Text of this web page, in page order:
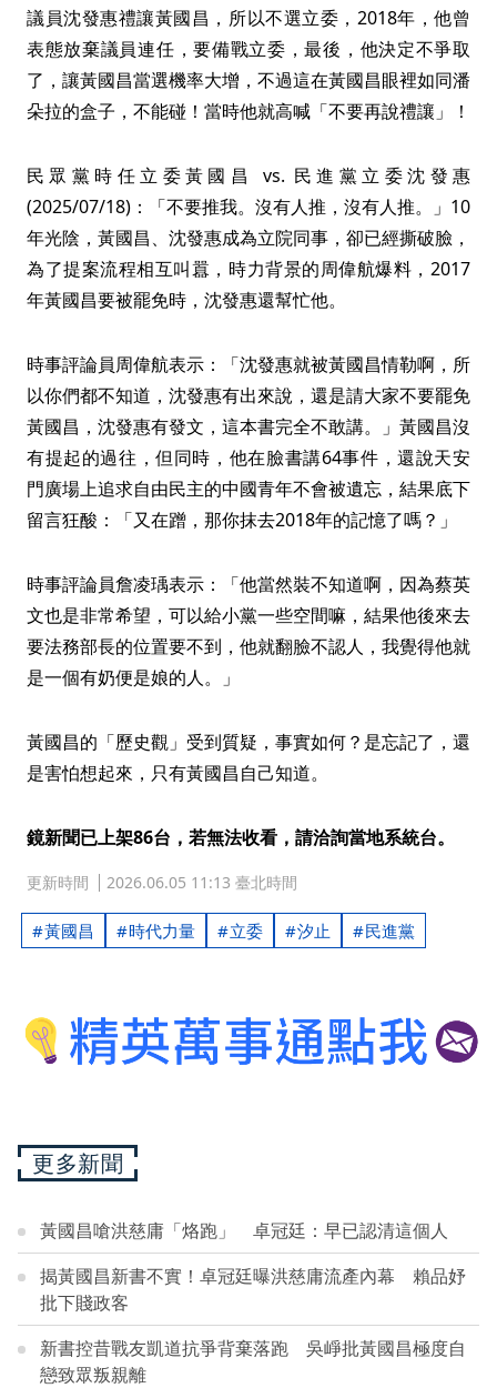
議員沈發惠禮讓黃國昌，所以不選立委，2018年，他曾
表態放棄議員連任，要備戰立委，最後，他決定不爭取
了，讓黃國昌當選機率大增，不過這在黃國昌眼裡如同潘
朵拉的盒子，不能碰！當時他就高喊「不要再說禮讓」！
民眾黨時任立委黃國昌 vs. 民進黨立委沈發惠
(2025/07/18)：「不要推我。沒有人推，沒有人推。」10
年光陰，黃國昌、沈發惠成為立院同事，卻已經撕破臉，
為了提案流程相互叫囂，時力背景的周偉航爆料，2017
年黃國昌要被罷免時，沈發惠還幫忙他。
時事評論員周偉航表示：「沈發惠就被黃國昌情勒啊，所
以你們都不知道，沈發惠有出來說，還是請大家不要罷免
黃國昌，沈發惠有發文，這本書完全不敢講。」黃國昌沒
有提起的過往，但同時，他在臉書講64事件，還說天安
門廣場上追求自由民主的中國青年不會被遺忘，結果底下
留言狂酸：「又在蹭，那你抹去2018年的記憶了嗎？」
時事評論員詹凌瑀表示：「他當然裝不知道啊，因為蔡英
文也是非常希望，可以給小黨一些空間嘛，結果他後來去
要法務部長的位置要不到，他就翻臉不認人，我覺得他就
是一個有奶便是娘的人。」
黃國昌的「歷史觀」受到質疑，事實如何？是忘記了，還
是害怕想起來，只有黃國昌自己知道。
鏡新聞已上架86台，若無法收看，請洽詢當地系統台。
更新時間 2026.06.05 11:13 臺北時間
黃國昌 時代力量 立委 汐止 民進黨
更多新聞
黃國昌嗆洪慈庸「烙跑」 卓冠廷：早已認清這個人
揭黃國昌新書不實！卓冠廷曝洪慈庸流產內幕 賴品妤
批下賤政客
新書控昔戰友凱道抗爭背棄落跑 吳崢批黃國昌極度自
戀致眾叛親離